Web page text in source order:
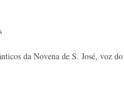
da Novena de S. José, voz do